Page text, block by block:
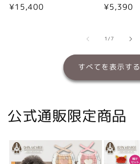
通
¥15,400
通
格
¥5,390
1/の
7
すべてを表示する
公式通販限定商品